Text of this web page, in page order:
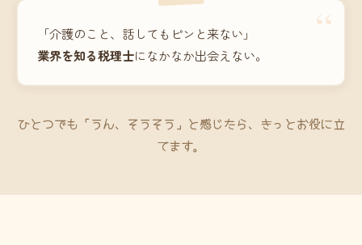
“
「介護のこと、話してもピンと来ない」
業界を知る税理士になかなか出会えない。
ひとつでも「うん、そうそう」と感じたら、きっとお役に立
てます。